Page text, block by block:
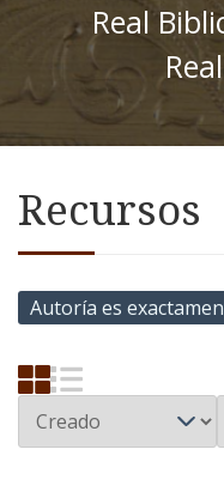
Real
Recursos
Autoría es